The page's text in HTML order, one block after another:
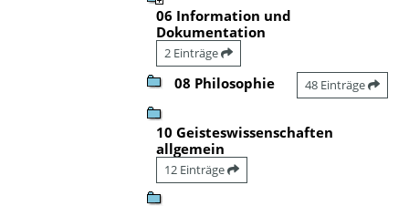
06 Information und
Dokumentation
2 Einträge
08 Philosophie 48 Einträge
10 Geisteswissenschaften
allgemein
12 Einträge